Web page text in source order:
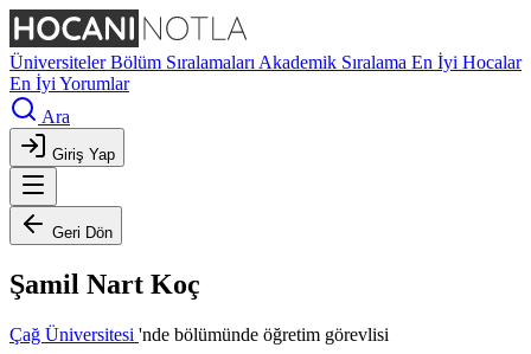
ÜniversitelerBölüm Sıralamaları Akademik Sıralama En İyi Hocalar
En İyi Yorumlar
Ara
Giriş Yap
Geri Dön
Şamil Nart Koç
Çağ Üniversitesi 'nde bölümünde öğretim görevlisi